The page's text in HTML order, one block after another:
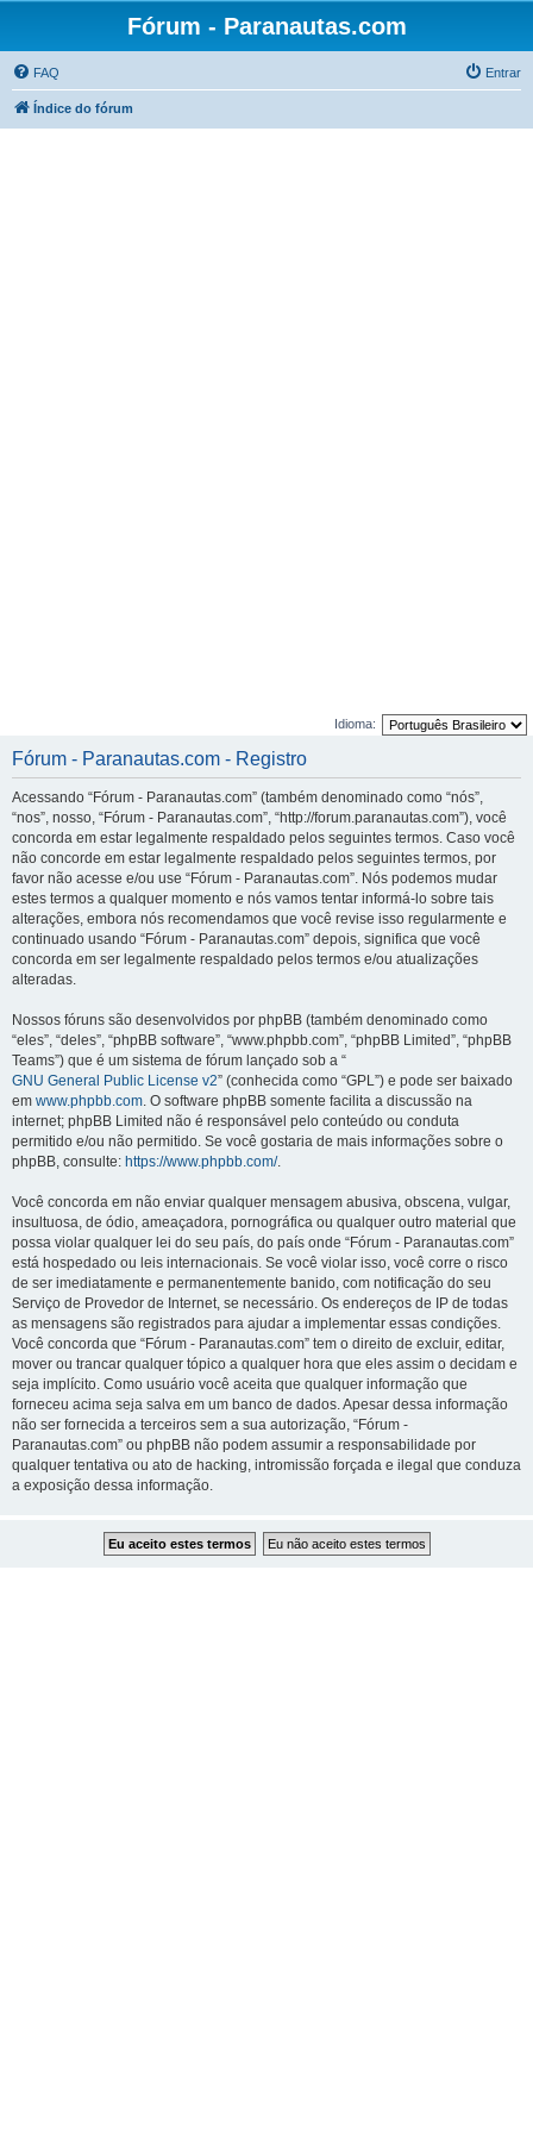
Fórum - Paranautas.com
FAQ Entrar
Índice do fórum
Idioma:
Fórum - Paranautas.com - Registro
Acessando “Fórum - Paranautas.com” (também denominado como “nós”,
“nos”, nosso, “Fórum - Paranautas.com”, “http://forum.paranautas.com”), você
concorda em estar legalmente respaldado pelos seguintes termos. Caso você
não concorde em estar legalmente respaldado pelos seguintes termos, por
favor não acesse e/ou use “Fórum - Paranautas.com”. Nós podemos mudar
estes termos a qualquer momento e nós vamos tentar informá-lo sobre tais
alterações, embora nós recomendamos que você revise isso regularmente e
continuado usando “Fórum - Paranautas.com” depois, significa que você
concorda em ser legalmente respaldado pelos termos e/ou atualizações
alteradas.
Nossos fóruns são desenvolvidos por phpBB (também denominado como
“eles”, “deles”, “phpBB software”, “www.phpbb.com”, “phpBB Limited”, “phpBB
Teams”) que é um sistema de fórum lançado sob a “
GNU General Public License v2” (conhecida como “GPL”) e pode ser baixado
em www.phpbb.com. O software phpBB somente facilita a discussão na
internet; phpBB Limited não é responsável pelo conteúdo ou conduta
permitido e/ou não permitido. Se você gostaria de mais informações sobre o
phpBB, consulte: https://www.phpbb.com/.
Você concorda em não enviar qualquer mensagem abusiva, obscena, vulgar,
insultuosa, de ódio, ameaçadora, pornográfica ou qualquer outro material que
possa violar qualquer lei do seu país, do país onde “Fórum - Paranautas.com”
está hospedado ou leis internacionais. Se você violar isso, você corre o risco
de ser imediatamente e permanentemente banido, com notificação do seu
Serviço de Provedor de Internet, se necessário. Os endereços de IP de todas
as mensagens são registrados para ajudar a implementar essas condições.
Você concorda que “Fórum - Paranautas.com” tem o direito de excluir, editar,
mover ou trancar qualquer tópico a qualquer hora que eles assim o decidam e
seja implícito. Como usuário você aceita que qualquer informação que
forneceu acima seja salva em um banco de dados. Apesar dessa informação
não ser fornecida a terceiros sem a sua autorização, “Fórum -
Paranautas.com” ou phpBB não podem assumir a responsabilidade por
qualquer tentativa ou ato de hacking, intromissão forçada e ilegal que conduza
a exposição dessa informação.